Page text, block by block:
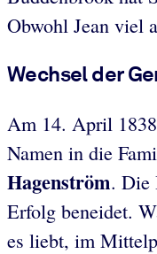
Obwohl Jean viel
Wechsel der
Am 14. April
Namen in die
Hagenström. Die
Erfolg beneidet.
es liebt, im